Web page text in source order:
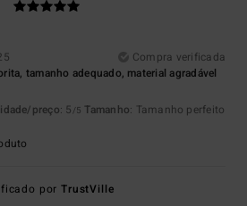
Compra verificada
tamanho adequado, material agradável
preço: 5 /5 Tamanho: Tamanho perfeito
porTrustVille